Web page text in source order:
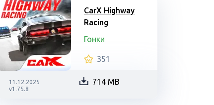
CarX Highway
Racing
Гонки
351
11.12.2025
v1.75.8
714 MB